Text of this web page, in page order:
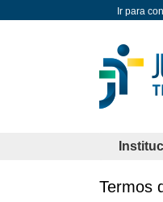
Ir para
Termos